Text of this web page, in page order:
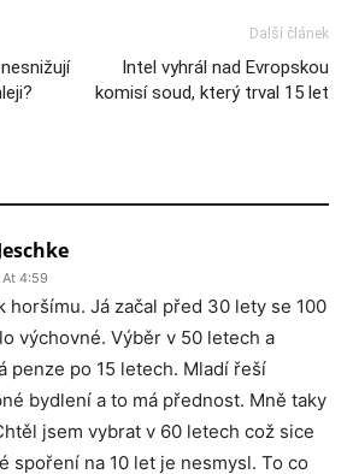
Další článek
Intel vyhrál nad Evropskou
komisí soud, který trval 15 let
At 4:59
horšímu. Já začal před 30 lety se 100
výchovné. Výběr v 50 letech a
penze po 15 letech. Mladí řeší
bydlení a to má přednost. Mně taky
jsem vybrat v 60 letech což sice
spoření na 10 let je nesmysl. To co